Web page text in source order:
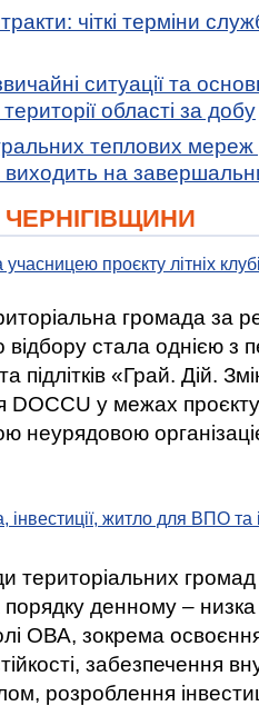
чіткі терміни
ситуації та
області за добу
теплових мереж
на
учасницею проєкту літніх
громада за
відбору стала однією
підлітків «Грай. Дій.
DOCCU у межах
неурядовою
інвестиції, житло для ВПО
територіальних громад
порядку денному –
ОВА, зокрема освоєння
забезпечення
розроблення